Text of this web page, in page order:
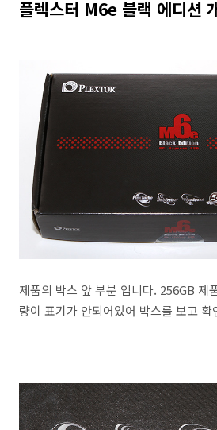
플렉스터 M6e 블랙 에디션
제품의 박스 앞 부분 입니다. 256GB 제
량이 표기가 안되어있어 박스를 보고 확